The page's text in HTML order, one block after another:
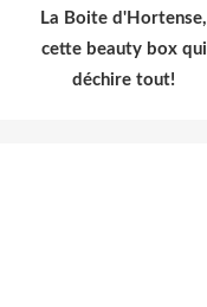
La Boite d'Hortense,
cette beauty box qui
déchire tout!